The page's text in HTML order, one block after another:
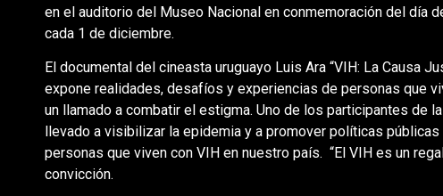
en el auditorio del Museo Nacional en conmemoración del día
cada 1 de diciembre.
El documental del cineasta uruguayo Luis Ara “VIH: La Causa
expone realidades, desafíos y experiencias de personas que
un llamado a combatir el estigma. Uno de los participantes de
llevado a visibilizar la epidemia y a promover políticas
personas que viven con VIH en nuestro país. “El VIH es un
convicción.